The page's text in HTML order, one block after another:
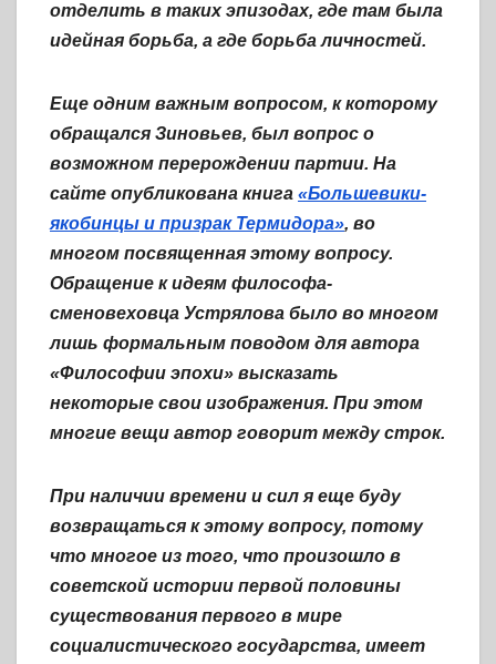
отделить в таких эпизодах, где там была
идейная борьба, а где борьба личностей.
Еще одним важным вопросом, к которому
обращался Зиновьев, был вопрос о
возможном перерождении партии. На
сайте опубликована книга «Большевики-
якобинцы и призрак Термидора», во
многом посвященная этому вопросу.
Обращение к идеям философа-
сменовеховца Устрялова было во многом
лишь формальным поводом для автора
«Философии эпохи» высказать
некоторые свои изображения. При этом
многие вещи автор говорит между строк.
При наличии времени и сил я еще буду
возвращаться к этому вопросу, потому
что многое из того, что произошло в
советской истории первой половины
существования первого в мире
социалистического государства, имеет